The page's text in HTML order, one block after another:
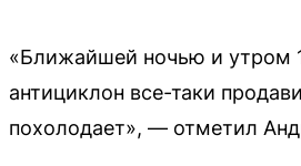
«Ближайшей ночью и утром
антициклон все-таки
похолодает», — отметил